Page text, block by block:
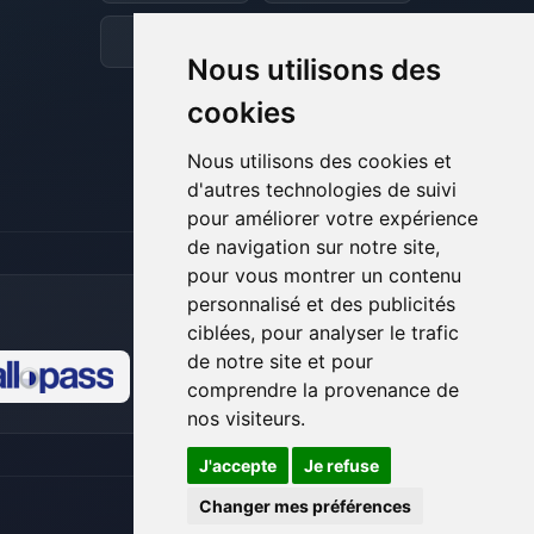
Nous utilisons des
cookies
Nous utilisons des cookies et
d'autres technologies de suivi
pour améliorer votre expérience
de navigation sur notre site,
pour vous montrer un contenu
personnalisé et des publicités
ciblées, pour analyser le trafic
de notre site et pour
comprendre la provenance de
nos visiteurs.
J'accepte
Je refuse
Changer mes préférences
et je vais remuer mes petits circuits
06/08/2026 à 18:05